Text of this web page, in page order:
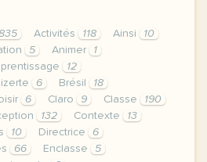
Activités 118 Ainsi
10
5 Animer
1
12
6 Brésil
18
6 Claro 9 Classe
190
132 Contexte
13
10 Directrice
6
66 Enclasse
5